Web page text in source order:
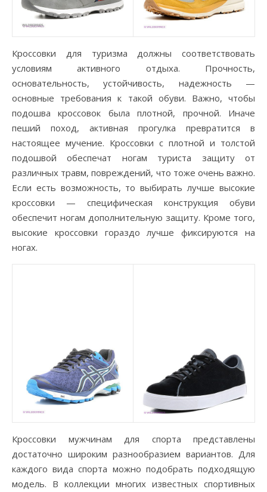
Кроссовки для туризма должны соответствовать
условиям активного отдыха. Прочность,
основательность, устойчивость, надежность —
основные требования к такой обуви. Важно, чтобы
подошва кроссовок была плотной, прочной. Иначе
пеший поход, активная прогулка превратится в
настоящее мучение. Кроссовки с плотной и толстой
подошвой обеспечат ногам туриста защиту от
различных травм, повреждений, что тоже очень важно.
Если есть возможность, то выбирать лучше высокие
кроссовки — специфическая конструкция обуви
обеспечит ногам дополнительную защиту. Кроме того,
высокие кроссовки гораздо лучше фиксируются на
ногах.
Кроссовки мужчинам для спорта представлены
достаточно широким разнообразием вариантов. Для
каждого вида спорта можно подобрать подходящую
модель. В коллекции многих известных спортивных